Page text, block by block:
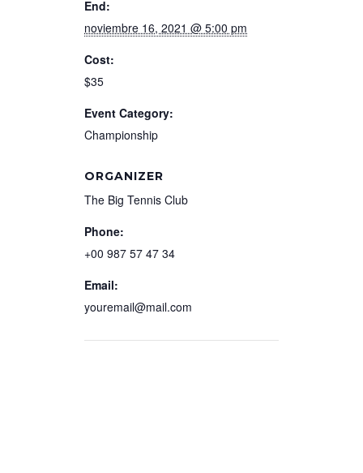
End:
noviembre 16, 2021 @ 5:00 pm
Cost:
$35
Event Category:
Championship
ORGANIZER
The Big Tennis Club
Phone:
+00 987 57 47 34
Email:
youremail@mail.com